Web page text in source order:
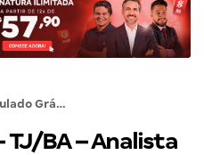
Simulado Grátis – TJ/BA – Analista Judiciário!
BA – Analista